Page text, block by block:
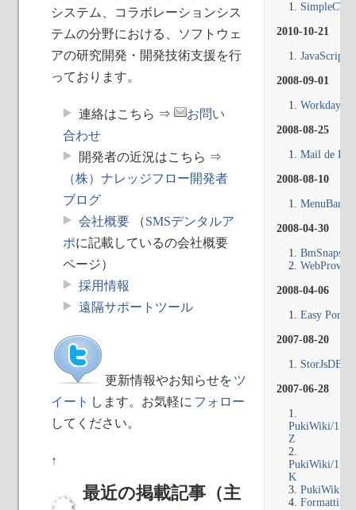
システム、コラボレーションシス
テムの分野における、ソフトウェ
アの研究開発・開発技術支援を行
っております。
連絡はこちら ⇒
お問い
合わせ
開発者の近況はこちら ⇒
（株）ナレッジフロー開発者
ブログ
会社概要 （SMSデンタルア
ポに記載しているの会社概要
ページ）
採用情報
遠隔サポートツール
更新情報やお知らせを ツ
イート します。お気軽に フォロー
してください。
↑
最近の掲載記事（主
SimpleCTI
2010-10-21
JavaScript
2008-09-01
Workday
2008-08-25
Mail de
2008-08-10
MenuBar
2008-04-30
BmSnapshot
WebProwl
2008-04-06
Easy Port
2007-08-20
StorJsDB
2007-06-28
PukiWiki/1.4/
Z
PukiWiki/1.4/
K
PukiWiki